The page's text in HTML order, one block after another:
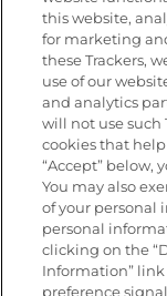
Recibe
Limitar el
No
Copyright © 2026
this website,
for marketing
these Trackers,
use of our
and analytics
will not use such
cookies that
“Accept” below,
You may also
of your personal
personal
clicking on the
Information”
preference